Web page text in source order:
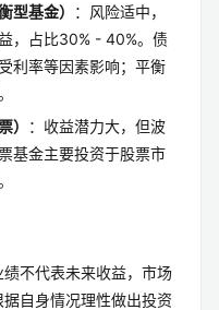
型基金）
：风险适中，
，占比30% - 40%。债
利率等因素影响；平衡
）
：收益潜力大，但波
基金主要投资于股票市
不代表未来收益，市场
自身情况理性做出投资